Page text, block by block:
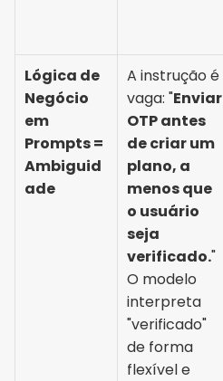
Lógica de
Negócio
em
Prompts =
Ambiguid
ade
A instrução é
vaga: "Enviar
OTP antes
de criar um
plano, a
menos que
o usuário
seja
verificado."
O modelo
interpreta
"verificado"
de forma
flexível e